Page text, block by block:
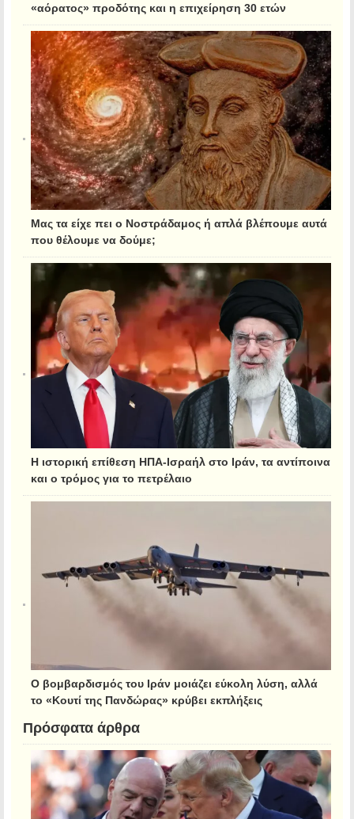
«αόρατος» προδότης και η επιχείρηση 30 ετών
Μας τα είχε πει ο Νοστράδαμος ή απλά βλέπουμε αυτά
που θέλουμε να δούμε;
Η ιστορική επίθεση ΗΠΑ-Ισραήλ στο Ιράν, τα αντίποινα
και ο τρόμος για το πετρέλαιο
Ο βομβαρδισμός του Ιράν μοιάζει εύκολη λύση, αλλά
το «Κουτί της Πανδώρας» κρύβει εκπλήξεις
Πρόσφατα άρθρα